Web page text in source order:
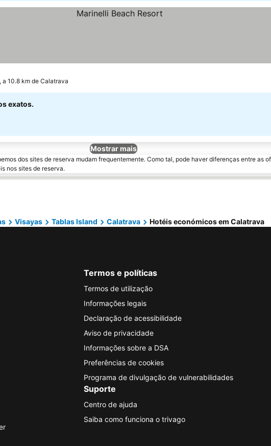
a 10.8 km de Calatrava
exatos.
Mostrar mais
dos sites de reserva mudam frequentemente. Como tal, pode haver diferenças entre as
nos sites de reserva.
Visayas Tablas Island Calatrava Hotéis económicos em Calatrava
Termos e políticas
Termos de utilização
Informações legais
Declaração de acessibilidade
Aviso de privacidade
Informações sobre a DSA
Preferências de cookies
Programa de divulgação de vulnerabilidades
Suporte
Centro de ajuda
Saiba como funciona o trivago